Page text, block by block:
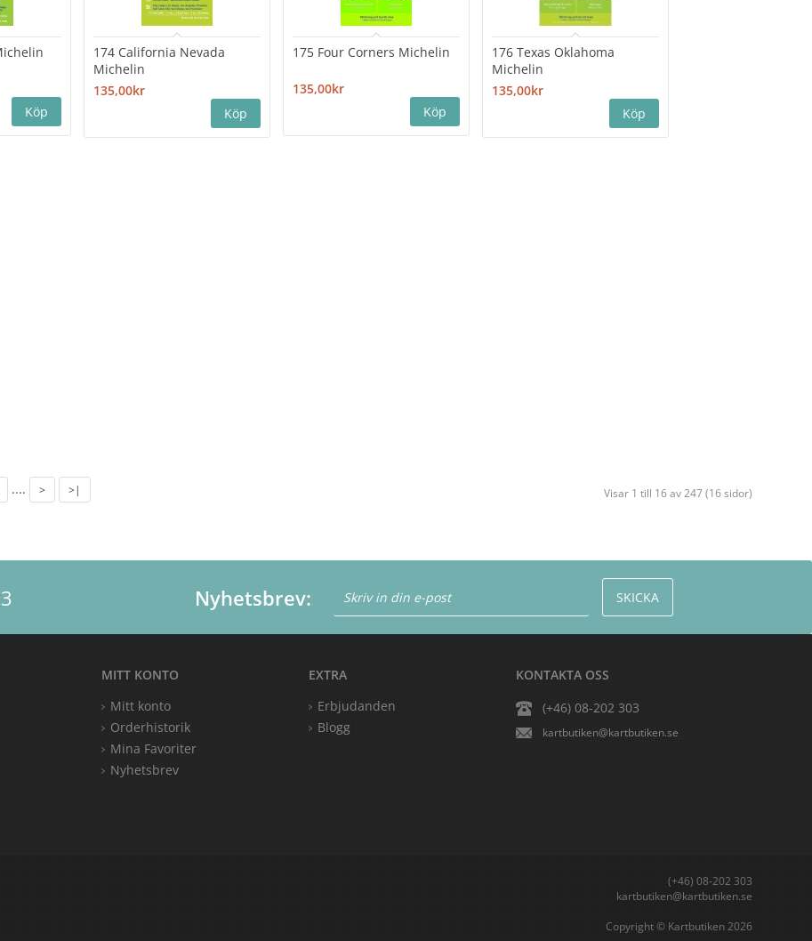
174 California Nevada
Michelin
135,00kr
175 Four Corners Michelin
135,00kr
176 Texas Oklahoma
Michelin
135,00kr
.... > >| Visar 1 till 16 av 247 (16 sidor)
Nyhetsbrev:
KONTAKTA OSS
(+46) 08-202 303
kartbutiken@kartbutiken.se
EXTRA
Erbjudanden
Blogg
MITT KONTO
Mitt konto
Orderhistorik
Mina Favoriter
Nyhetsbrev
(+46) 08-202 303
kartbutiken@kartbutiken.se
Copyright © Kartbutiken 2026